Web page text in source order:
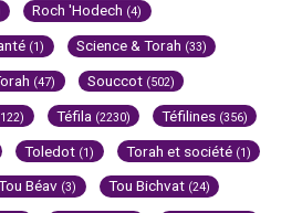
Roch 'Hodech (4)
(1) Science & Torah (33)
(47) Souccot (502)
Téfila (2230) Téfilines (356)
Toledot (1) Torah et société (1)
Béav (3) Tou Bichvat (24)